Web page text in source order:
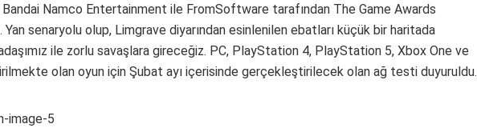
Bandai Namco Entertainment ile FromSoftware tarafından The Game Awards
senaryolu olup, Limgrave diyarından esinlenilen ebatları küçük bir haritada
ile zorlu savaşlara gireceğiz. PC, PlayStation 4, PlayStation 5, Xbox One ve
olan oyun için Şubat ayı içerisinde gerçekleştirilecek olan ağ testi duyuruldu.